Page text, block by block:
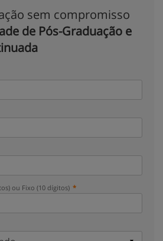
sem compromisso
de Pós-Graduação e
ou Fixo (10 dígitos)